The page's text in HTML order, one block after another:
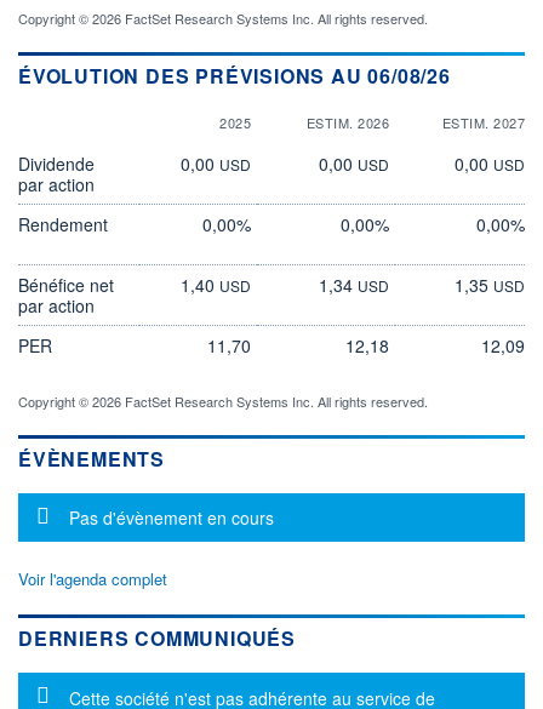
Copyright © 2026 FactSet Research Systems Inc. All rights reserved.
ÉVOLUTION DES PRÉVISIONS AU 06/08/26
2025 ESTIM. 2026 ESTIM. 2027
Dividende
par action
0,00 USD 0,00 USD 0,00 USD
Rendement 0,00% 0,00% 0,00%
Bénéfice net
par action
1,40 USD 1,34 USD 1,35 USD
PER 11,70 12,18 12,09
Copyright © 2026 FactSet Research Systems Inc. All rights reserved.
ÉVÈNEMENTS
Message d'information
Pas d'évènement en cours
Voir l'agenda complet
DERNIERS COMMUNIQUÉS
Message d'information
Cette société n'est pas adhérente au service de